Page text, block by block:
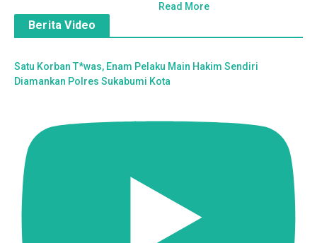
Read More
Berita Video
Satu Korban T*was, Enam Pelaku Main Hakim Sendiri
Diamankan Polres Sukabumi Kota